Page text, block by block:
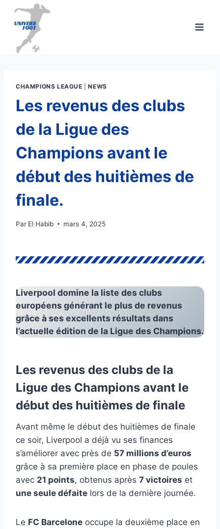
Aller
contenu
CHAMPIONS LEAGUE |NEWS
Les revenus des clubs
de la Ligue des
Champions avant le
début des huitièmes de
finale.
Par El Habib mars 4, 2025
Liverpool domine la liste des clubs
européens générant le plus de revenus
grâce à ses excellents résultats dans
l’actuelle édition de la Ligue des Champions.
Les revenus des clubs de la
Ligue des Champions avant le
début des huitièmes de finale
Avant même le début des huitièmes de finale
ce soir, Liverpool a déjà vu ses finances
s’améliorer avec près de 57 millions d’euros
grâce à sa première place en phase de poules
avec 21 points, obtenus après 7 victoires et
une seule défaite lors de la dernière journée.
Le FC Barcelone occupe la deuxième place en